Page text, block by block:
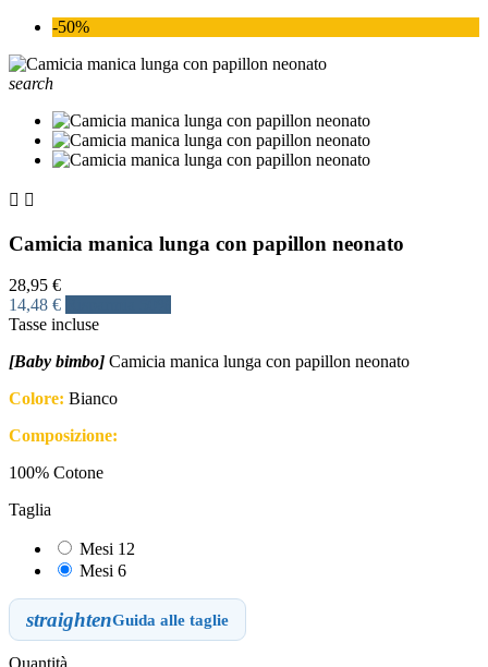
-50%
search
 
Camicia manica lunga con papillon neonato
28,95 €
14,48 €
Tasse incluse
[Baby bimbo] Camicia manica lunga con papillon neonato
Colore: Bianco
Composizione:
100% Cotone
Taglia
Mesi 12
Mesi 6
straightenGuida alle taglie
Quantità